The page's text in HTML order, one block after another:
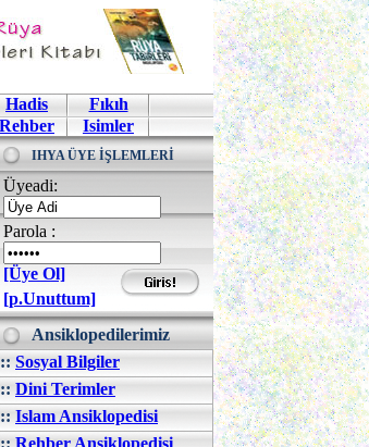
Hadis
Fıkıh
Rehber Isimler
IHYA ÜYE İŞLEMLERİ
Üyeadi:
Parola :
[Üye Ol]
[p.Unuttum]
Ansiklopedilerimiz
:: Sosyal Bilgiler
:: Dini Terimler
:: Islam Ansiklopedisi
:: Rehber Ansiklopedisi